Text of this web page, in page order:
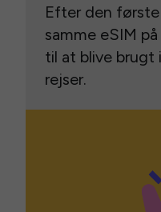
Efter den
samme eSIM
til at blive
rejser.